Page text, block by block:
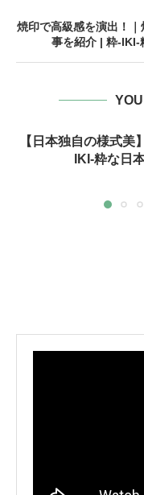
焼印で高級感を演出！
事を紹介 | 粋-IKI-
【日本独自の様式美
IKI-粋な日